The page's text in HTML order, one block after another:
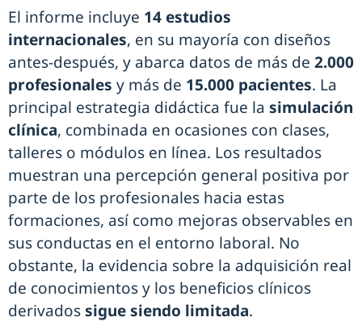
El informe incluye 14 estudios
internacionales, en su mayoría con diseños
antes-después, y abarca datos de más de 2.000
profesionales y más de 15.000 pacientes. La
principal estrategia didáctica fue la simulación
clínica, combinada en ocasiones con clases,
talleres o módulos en línea. Los resultados
muestran una percepción general positiva por
parte de los profesionales hacia estas
formaciones, así como mejoras observables en
sus conductas en el entorno laboral. No
obstante, la evidencia sobre la adquisición real
de conocimientos y los beneficios clínicos
derivadossigue siendo limitada.